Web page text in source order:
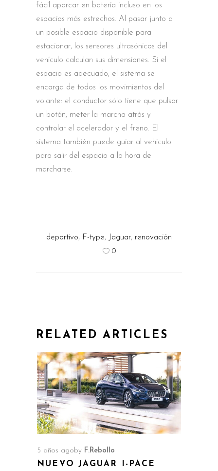
fácil aparcar en batería incluso en los
espacios más estrechos. Al pasar junto a
un posible espacio disponible para
estacionar, los sensores ultrasónicos del
vehículo calculan sus dimensiones. Si el
espacio es adecuado, el sistema se
encarga de todos los movimientos del
volante: el conductor sólo tiene que pulsar
un botón, meter la marcha atrás y
controlar el acelerador y el freno. El
sistema también puede guiar al vehículo
para salir del espacio a la hora de
marcharse.
deportivo, F-type, Jaguar, renovación
0
RELATED ARTICLES
5 años ago by F.Rebollo
NUEVO JAGUAR I-PACE